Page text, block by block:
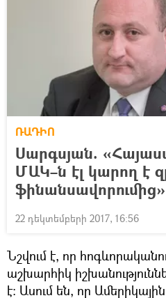
ՌԱԴԻՈ
Սարգսյան.
ՄԱԿ–ն էլ կարող է
ֆինանսավորումից»
22 դեկտեմբերի 2017, 16:56
Նշվում է, որ
աշխարհիկ
է։ Ասում են, որ